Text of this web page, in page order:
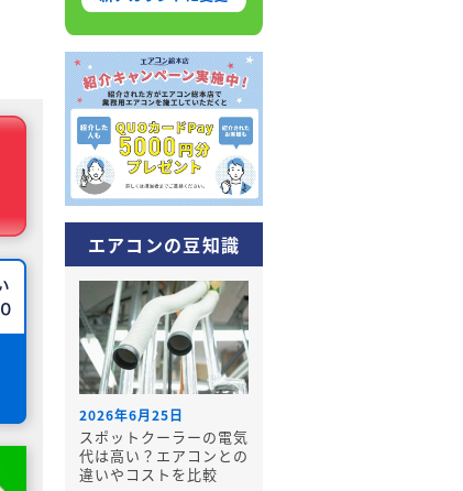
エアコンの豆知識
2026年6月25日
スポットクーラーの電気
代は高い？エアコンとの
違いやコストを比較